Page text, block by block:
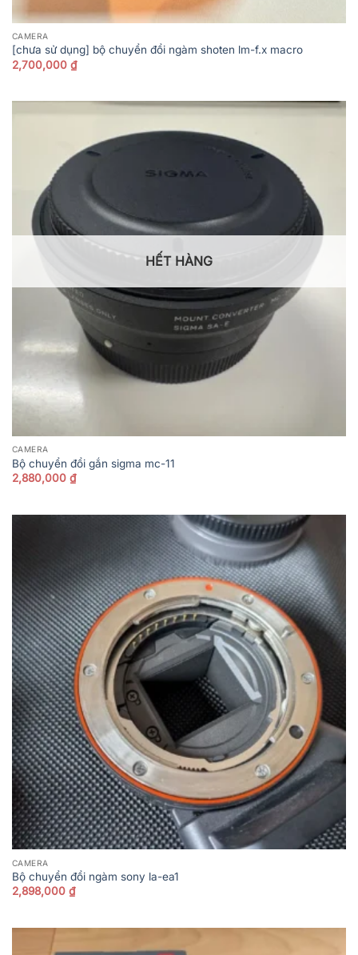
CAMERA
[chưa sử dụng] bộ chuyển đổi ngàm shoten lm-f.x macro
2,700,000 ₫
HẾT HÀNG
CAMERA
Bộ chuyển đổi gắn sigma mc-11
2,880,000 ₫
CAMERA
Bộ chuyển đổi ngàm sony la-ea1
2,898,000 ₫